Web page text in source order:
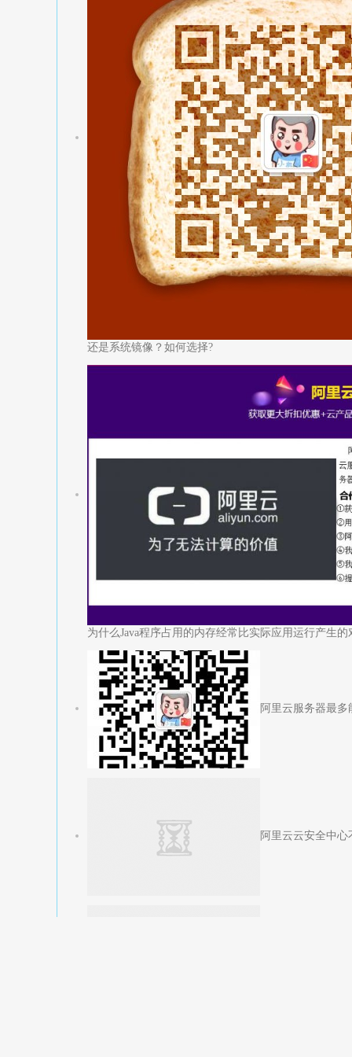
还是系统镜像？如何选择?
为什么Java程序占用的内存经常比实际应用运行产生
阿里云服务器最
阿里云云安全中